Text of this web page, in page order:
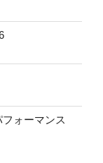
ォーマンス